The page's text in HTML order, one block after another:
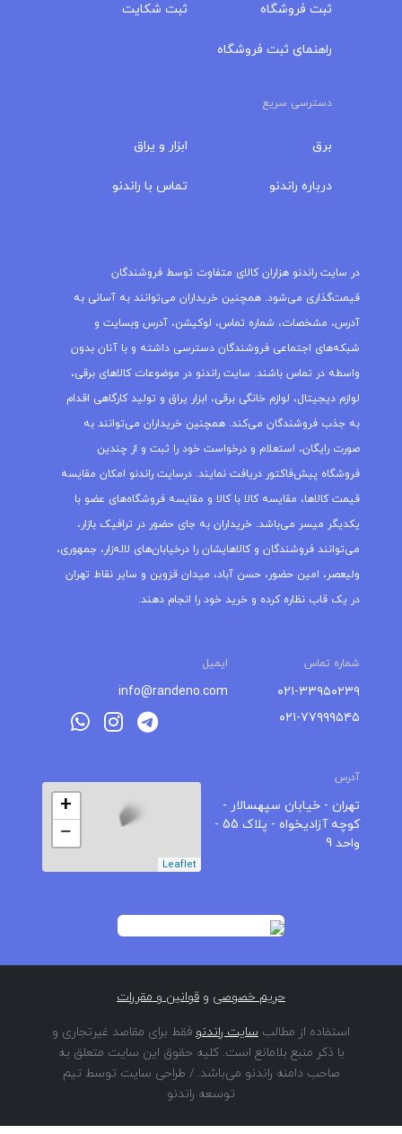
ثبت فروشگاه
راهنمای ثبت فروشگاه
ثبت شکایت
دسترسی سریع
برق
درباره‌ راندنو
ابزار و یراق
تماس با راندنو
در سایت راندنو هزاران کالای متفاوت توسط فروشندگان
قیمت‌گذاری می‌شود. همچنین خریداران می‌توانند به آسانی به
آدرس، مشخصات، شماره تماس، لوکیشن، آدرس وبسایت و
شبکه‌های اجتماعی فروشندگان دسترسی داشته و با آنان بدون
واسطه در تماس باشند. سایت راندنو در موضوعات کالاهای برقی،
لوازم دیجیتال، لوازم خانگی برقی، ابزار یراق و تولید کارگاهی اقدام
به جذب فروشندگان می‌کند. همچنین خریداران می‌توانند به
صورت رایگان، استعلام و درخواست خود را ثبت و از چندین
فروشگاه پیش‌فاکتور دریافت نمایند. درسایت راندنو امکان مقایسه
قیمت کالاها، مقایسه کالا با کالا و مقایسه فروشگاه‌های عضو با
یکدیگر میسر می‌باشد. خریداران به جای حضور در ترافیک بازار،
می‌توانند فروشندگان و کالاهایشان را درخیابان‌های لاله‌زار، جمهوری،
ولیعصر، امین حضور، حسن آباد، میدان قزوین و سایر نقاط تهران
در یک قاب نظاره کرده و خرید خود را انجام دهند.
شماره تماس ایمیل
۰۲۱-۳۳۹۵۰۲۳۹
۰۲۱-۷۷۹۹۹۵۴۵
info@randeno.com
آدرس
تهران - خیابان سپهسالار -
کوچه آزادیخواه - پلاک 55 -
واحد 9
+
−
Leaflet
حریم خصوصی و قوانین و مقررات
استفاده از مطالب سایت راندنو فقط برای مقاصد غیرتجاری و
با ذکر منبع بلامانع است. کلیه حقوق این سایت متعلق به
صاحب دامنه راندنو می‌باشد. / طراحی سایت توسط تیم
توسعه راندنو